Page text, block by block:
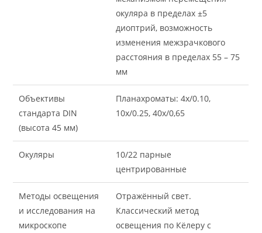
окуляра в пределах ±5
диоптрий, возможность
изменения межзрачкового
расстояния в пределах 55 – 75
мм
Объективы
стандарта DIN
(высота 45 мм)
Планахроматы: 4x/0.10,
10x/0.25, 40x/0,65
Окуляры
10/22 парные
центрированные
Методы освещения
и исследования на
микроскопе
Отражённый свет.
Классический метод
освещения по Кёлеру с